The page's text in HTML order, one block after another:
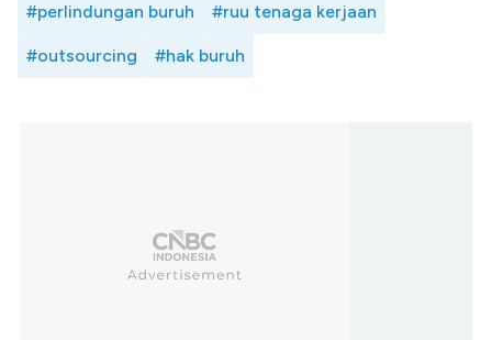
#perlindungan buruh #ruu tenaga kerjaan
#outsourcing #hak buruh